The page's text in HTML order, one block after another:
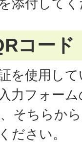
添付して
コード
を使用し
力フォー
そちらか
ださい。